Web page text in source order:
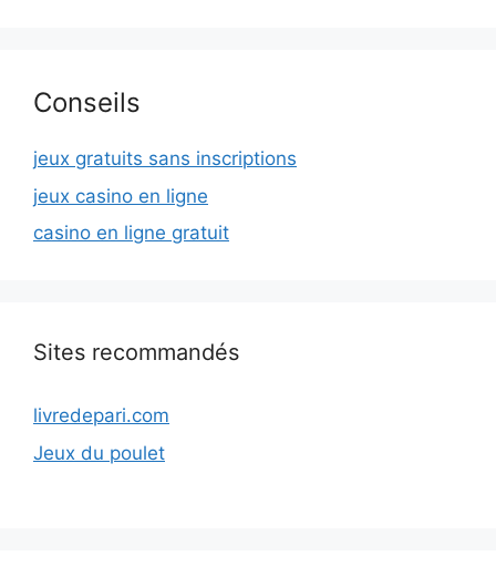
Conseils
jeux gratuits sans inscriptions
jeux casino en ligne
casino en ligne gratuit
Sites recommandés
livredepari.com
Jeux du poulet